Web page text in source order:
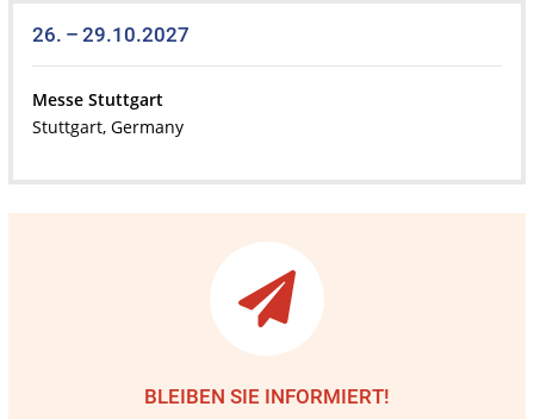
26. – 29.10.2027
Messe Stuttgart
Stuttgart, Germany
BLEIBEN SIE INFORMIERT!